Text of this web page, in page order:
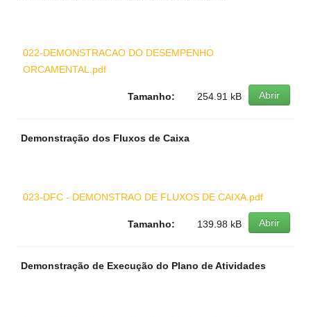
022-DEMONSTRACAO DO DESEMPENHO
ORCAMENTAL.pdf
Abrir
Tamanho: 254.91 kB
Demonstração dos Fluxos de Caixa
023-DFC - DEMONSTRAO DE FLUXOS DE CAIXA.pdf
Abrir
Tamanho: 139.98 kB
Demonstração de Execução do Plano de Atividades